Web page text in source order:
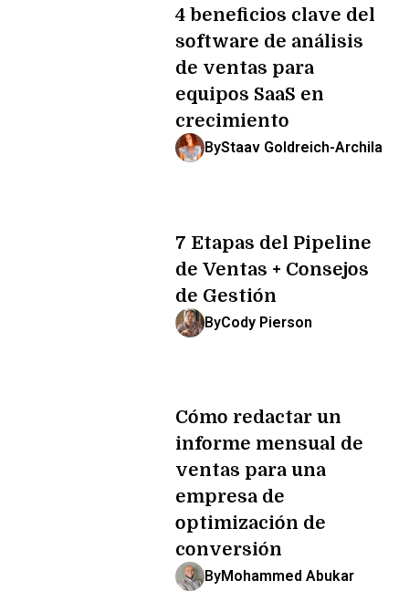
4 beneficios clave del
software de análisis
de ventas para
equipos SaaS en
crecimiento
ByStaav Goldreich-Archila
7 Etapas del Pipeline
de Ventas + Consejos
de Gestión
ByCody Pierson
Cómo redactar un
informe mensual de
ventas para una
empresa de
optimización de
conversión
ByMohammed Abukar